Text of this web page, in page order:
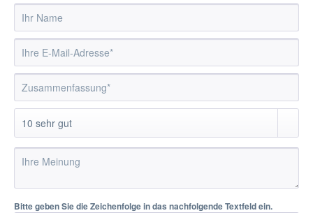
Bitte geben Sie die Zeichenfolge in das nachfolgende Textfeld ein.